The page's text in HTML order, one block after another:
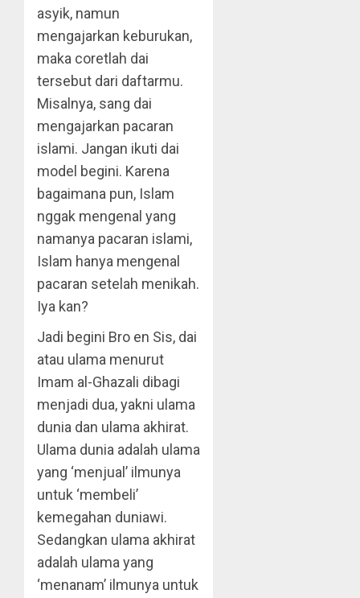
asyik, namun
mengajarkan keburukan,
maka coretlah dai
tersebut dari daftarmu.
Misalnya, sang dai
mengajarkan pacaran
islami. Jangan ikuti dai
model begini. Karena
bagaimana pun, Islam
nggak mengenal yang
namanya pacaran islami,
Islam hanya mengenal
pacaran setelah menikah.
Iya kan?
Jadi begini Bro en Sis, dai
atau ulama menurut
Imam al-Ghazali dibagi
menjadi dua, yakni ulama
dunia dan ulama akhirat.
Ulama dunia adalah ulama
yang ‘menjual’ ilmunya
untuk ‘membeli’
kemegahan duniawi.
Sedangkan ulama akhirat
adalah ulama yang
‘menanam’ ilmunya untuk